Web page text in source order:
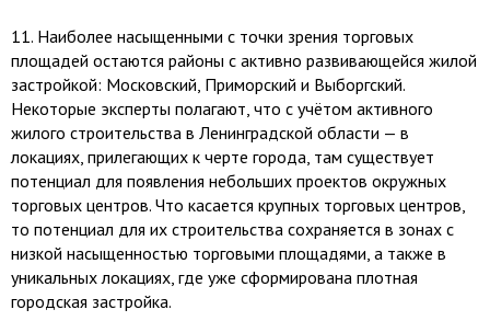
11.​ Наиболее насыщенными с точки зрения торговых
площадей остаются районы с активно развивающейся жилой
застройкой: Московский, Приморский и Выборгский.
Некоторые эксперты полагают, что с учётом активного
жилого строительства в Ленинградской области — в
локациях, прилегающих к черте города, там существует
потенциал для появления небольших проектов окружных
торговых центров. Что касается крупных торговых центров,
то потенциал для их строительства сохраняется в зонах с
низкой насыщенностью торговыми площадями, а также в
уникальных локациях, где уже сформирована плотная
городская застройка.